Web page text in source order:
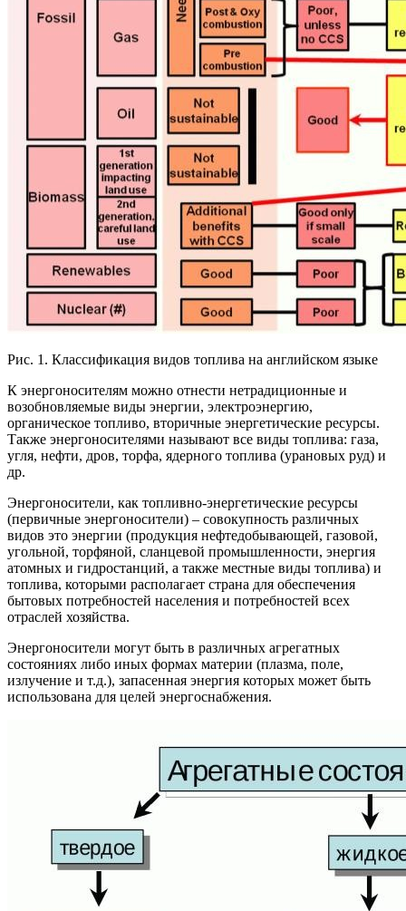
Рис. 1. Классификация видов топлива на английском языке
К энергоносителям можно отнести нетрадиционные и
возобновляемые виды энергии, электроэнергию,
органическое топливо, вторичные энергетические ресурсы.
Также энергоносителями называют все виды топлива: газа,
угля, нефти, дров, торфа, ядерного топлива (урановых руд) и
др.
Энергоносители, как топливно-энергетические ресурсы
(первичные энергоносители) – совокупность различных
видов это энергии (продукция нефтедобывающей, газовой,
угольной, торфяной, сланцевой промышленности, энергия
атомных и гидростанций, а также местные виды топлива) и
топлива, которыми располагает страна для обеспечения
бытовых потребностей населения и потребностей всех
отраслей хозяйства.
Энергоносители могут быть в различных агрегатных
состояниях либо иных формах материи (плазма, поле,
излучение и т.д.), запасенная энергия которых может быть
использована для целей энергоснабжения.